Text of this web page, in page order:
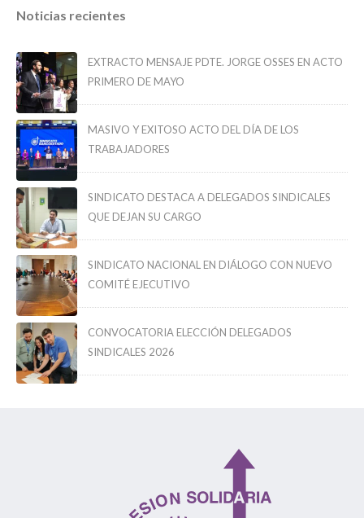
Noticias recientes
EXTRACTO MENSAJE PDTE. JORGE OSSES EN ACTO
PRIMERO DE MAYO
MASIVO Y EXITOSO ACTO DEL DÍA DE LOS
TRABAJADORES
SINDICATO DESTACA A DELEGADOS SINDICALES
QUE DEJAN SU CARGO
SINDICATO NACIONAL EN DIÁLOGO CON NUEVO
COMITÉ EJECUTIVO
CONVOCATORIA ELECCIÓN DELEGADOS
SINDICALES 2026